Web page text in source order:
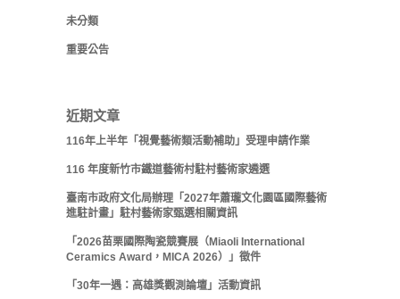
未分類
重要公告
近期文章
116年上半年「視覺藝術類活動補助」受理申請作業
116 年度新竹市鐵道藝術村駐村藝術家遴選
臺南市政府文化局辦理「2027年蕭瓏文化園區國際藝術
進駐計畫」駐村藝術家甄選相關資訊
「2026苗栗國際陶瓷競賽展（Miaoli International
Ceramics Award，MICA 2026）」徵件
「30年一遇：高雄獎觀測論壇」活動資訊